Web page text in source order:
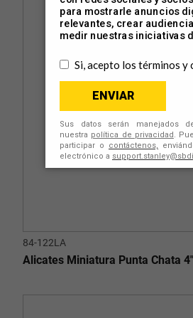
84-122LA
Alicates Miniatura Punta Chata